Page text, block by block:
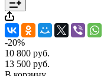
-20%
10 800 руб.
13 500 руб.